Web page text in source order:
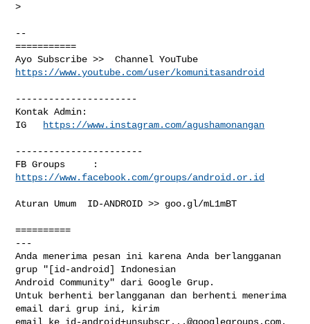
>
--
===========
https://www.youtube.com/user/komunitasandroid
----------------------
Kontak Admin:
IG
https://www.instagram.com/agushamonangan
-----------------------
https://www.facebook.com/groups/android.or.id
Aturan Umum  ID-ANDROID >> goo.gl/mL1mBT
==========
---
Anda menerima pesan ini karena Anda berlangganan
grup "[id-android] Indonesian
Android Community" dari Google Grup.
Untuk berhenti berlangganan dan berhenti menerima
email dari grup ini, kirim